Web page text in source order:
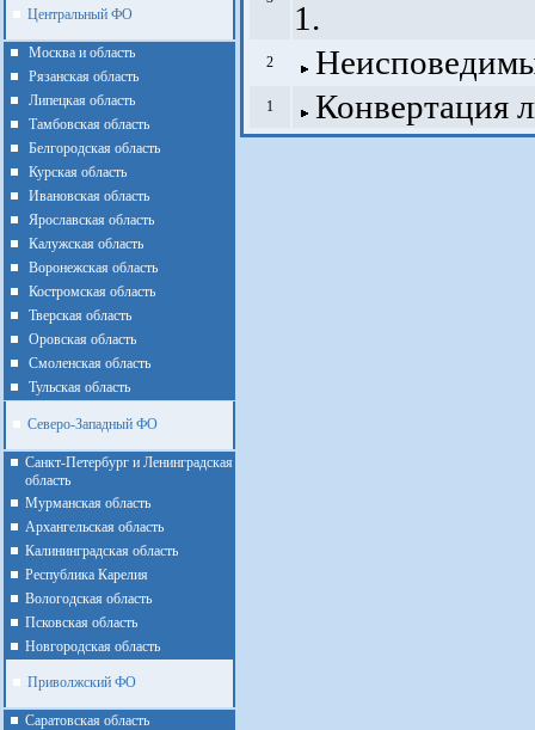
Центральный ФО
Москва и область
Рязанская область
Липецкая область
Тамбовская область
Белгородская область
Курская область
Ивановская область
Ярославская область
Калужская область
Воронежская область
Костромская область
Тверская область
Оровская область
Смоленская область
Тульская область
Северо-Западный ФО
Санкт-Петербург и Ленинградская
область
Мурманская область
Архангельская область
Калининградская область
Республика Карелия
Вологодская область
Псковская область
Новгородская область
Приволжский ФО
Cаратовская область
1.
2
1 Конвертация